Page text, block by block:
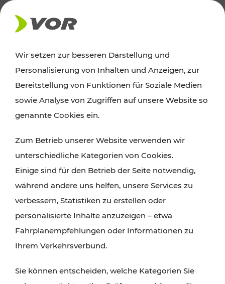
AKTUELLES
News
Alle wichtigen Meldungen zu Fahrplanänderungen,
finden Sie hier im Überblick.
Wir setzen zur besseren Darstellung und
Personalisierung von Inhalten und Anzeigen, zur
Bereitstellung von Funktionen für Soziale Medien
sowie Analyse von Zugriffen auf unsere Website so
genannte Cookies ein.
Zum Betrieb unserer Website verwenden wir
unterschiedliche Kategorien von Cookies.
Einige sind für den Betrieb der Seite notwendig,
während andere uns helfen, unsere Services zu
verbessern, Statistiken zu erstellen oder
personalisierte Inhalte anzuzeigen – etwa
Fahrplanempfehlungen oder Informationen zu
Ihrem Verkehrsverbund.
Sie können entscheiden, welche Kategorien Sie